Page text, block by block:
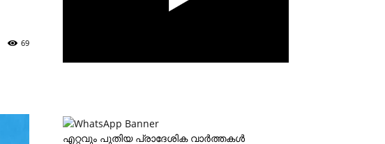
69
എറ്റവും പുതിയ പ്രാദേശിക വാര്‍ത്തകള്‍